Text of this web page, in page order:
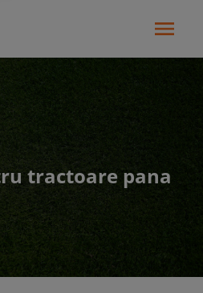
tractoare pana